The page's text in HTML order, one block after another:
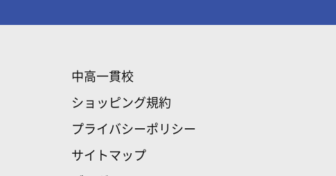
中高一貫校
ショッピング規約
プライバシーポリシー
サイトマップ